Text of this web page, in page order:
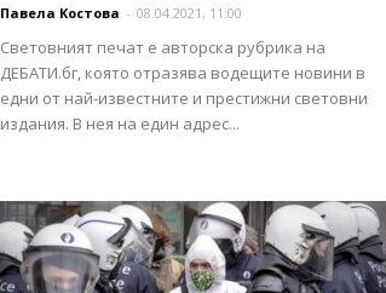
Павела Костова - 08.04.2021, 11:00
Световният печат е авторска рубрика на
ДЕБАТИ.бг, която отразява водещите новини в
едни от най-известните и престижни световни
издания. В нея на един адрес...